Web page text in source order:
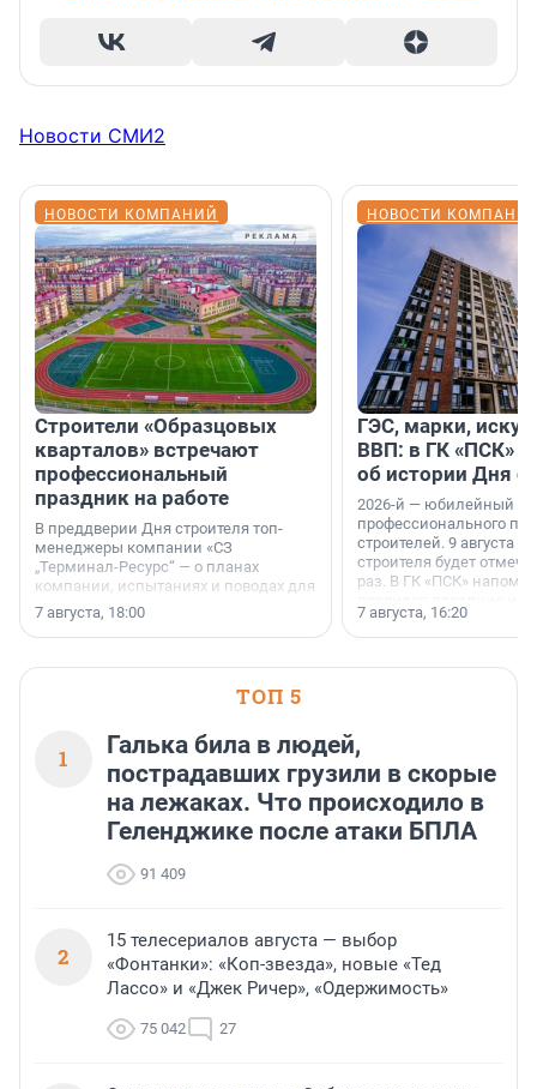
Новости СМИ2
НОВОСТИ КОМПАНИЙ
Строители «Образцовых
кварталов» встречают
профессиональный
праздник на работе
В преддверии Дня строителя топ-
менеджеры компании «СЗ
„Терминал-Ресурс“ — о планах
компании, испытаниях и поводах для
осторожного оптимизма.
7 августа, 18:00
НОВОСТИ
ГЭС, марки,
ВВП: в ГК «ПСК»
об истории Дня
2026-й — юбилейный
профессионального
строителей. 9 августа
строителя будет
раз. В ГК «ПСК»
поменялась роль
7 августа, 16:20
ТОП 5
1
Галька била в людей,
пострадавших грузили в скорые
на лежаках. Что происходило в
Геленджике после атаки БПЛА
91 409
2
15 телесериалов августа — выбор
«Фонтанки»: «Коп-звезда», новые «Тед
Лассо» и «Джек Ричер», «Одержимость»
75 042 27